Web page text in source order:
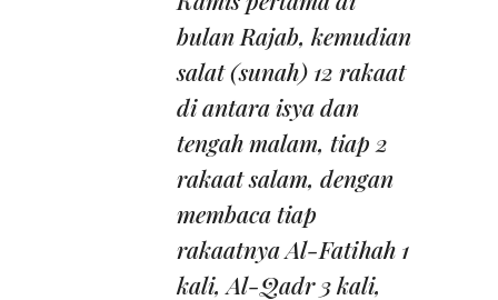
bulan Rajab, kemudian
salat (sunah) 12 rakaat
di antara isya dan
tengah malam, tiap 2
rakaat salam, dengan
membaca tiap
rakaatnya Al-Fatihah 1
kali, Al-Qadr 3 kali,